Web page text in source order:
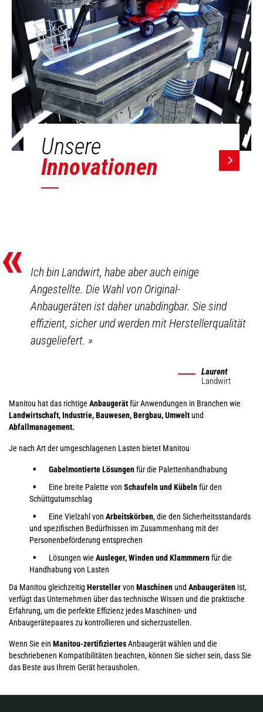
Unsere
Innovationen
«
Ich bin Landwirt, habe aber auch einige
Angestellte. Die Wahl von Original-
Anbaugeräten ist daher unabdingbar. Sie sind
effizient, sicher und werden mit Herstellerqualität
ausgeliefert.»
Laurent
Landwirt
Manitou hat das richtige Anbaugerätfür Anwendungen in Branchen wie
Landwirtschaft, Industrie, Bauwesen, Bergbau, Umweltund
Abfallmanagement.
Je nach Art der umgeschlagenen Lasten bietet Manitou
Gabelmontierte Lösungenfür die Palettenhandhabung
Eine breite Palette von Schaufeln und Kübelnfür den
Schüttgutumschlag
Eine Vielzahl von Arbeitskörben, die den Sicherheitsstandards
und spezifischen Bedürfnissen im Zusammenhang mit der
Personenbeförderung entsprechen
Lösungen wie Ausleger, Winden und Klammmernfür die
Handhabung von Lasten
Da Manitou gleichzeitig Herstellervon Maschinenund Anbaugeräten ist,
verfügt das Unternehmen über das technische Wissen und die praktische
Erfahrung, um die perfekte Effizienz jedes Maschinen- und
Anbaugerätepaares zu kontrollieren und sicherzustellen.
Wenn Sie ein Manitou-zertifiziertesAnbaugerät wählen und die
beschriebenen Kompatibilitäten beachten, können Sie sicher sein, dass Sie
das Beste aus Ihrem Gerät herausholen.